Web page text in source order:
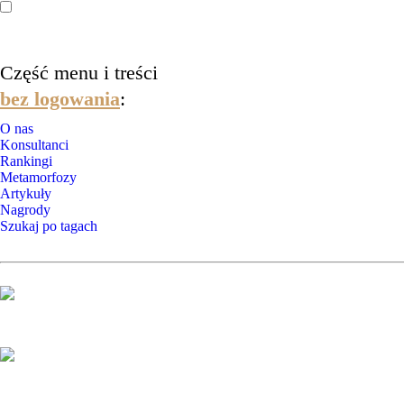
Część menu i treści
bez logowania:
O nas
Konsultanci
Rankingi
Metamorfozy
Artykuły
Nagrody
Szukaj po tagach